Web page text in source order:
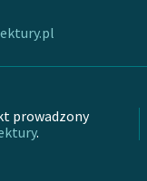
prowadzony
.